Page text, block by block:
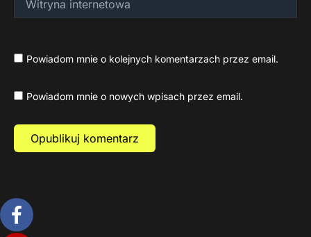
internetowa
Powiadom mnie o kolejnych komentarzach przez email.
Powiadom mnie o nowych wpisach przez email.